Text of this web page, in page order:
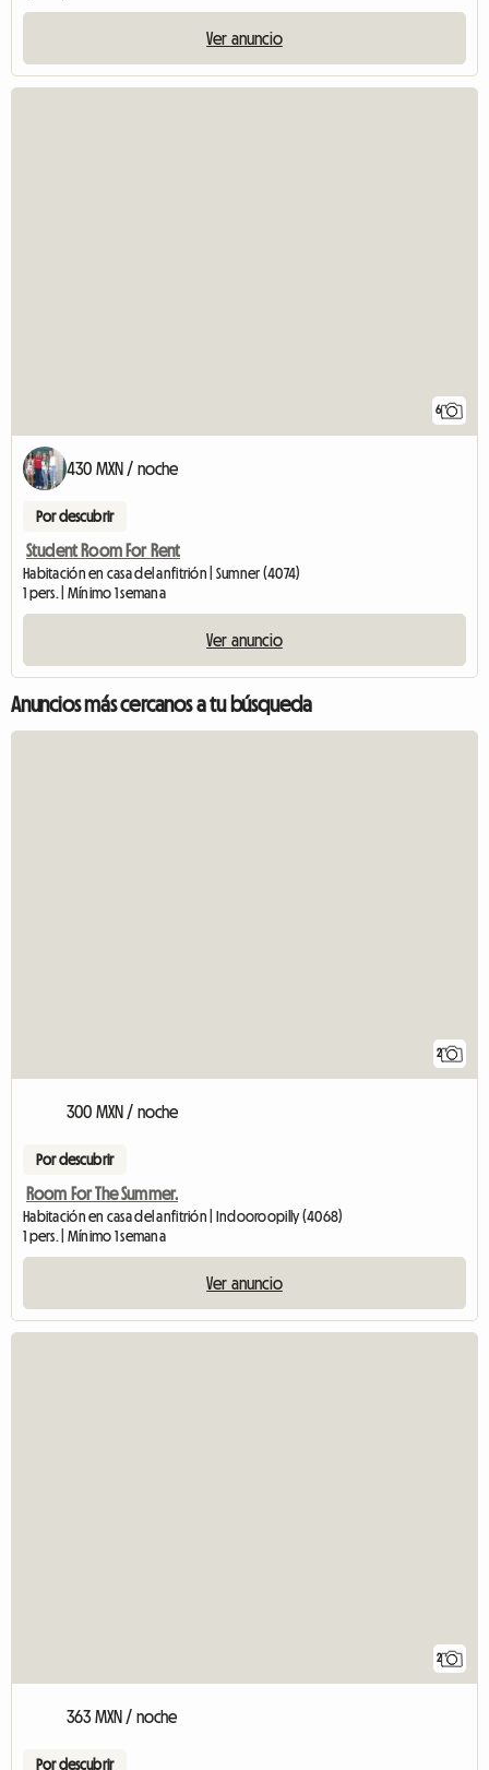
Ver anuncio
6
430 MXN / noche
Por descubrir
Student Room For Rent
Habitación en casa del anfitrión | Sumner (4074)
1 pers. | Mínimo 1 semana
Ver anuncio
Anuncios más cercanos a tu búsqueda
2
300 MXN / noche
Por descubrir
Room For The Summer.
Habitación en casa del anfitrión | Indooroopilly (4068)
1 pers. | Mínimo 1 semana
Ver anuncio
2
363 MXN / noche
Por descubrir